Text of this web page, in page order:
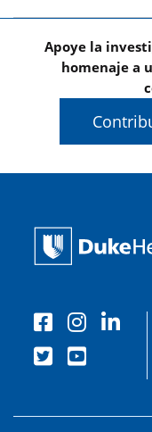
Apoye la
homenaje a